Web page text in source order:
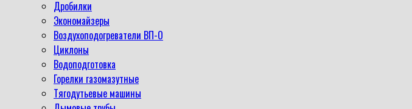
Дробилки
Экономайзеры
Воздухоподогреватели ВП-О
Циклоны
Водоподготовка
Горелки газомазутные
Тягодутьевые машины